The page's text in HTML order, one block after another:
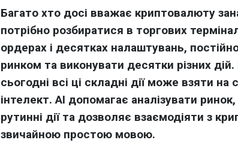
Багато хто досі вважає криптовалюту
потрібно розбиратися в торгових
ордерах і десятках налаштувань,
ринком та виконувати десятки різних
сьогодні всі ці складні дії може взяти
інтелект. AI допомагає аналізувати
рутинні дії та дозволяє взаємодіяти з
звичайною простою мовою.